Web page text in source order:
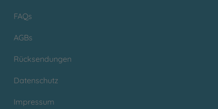
FAQs
AGBs
Rücksendungen
Datenschutz
Impressum